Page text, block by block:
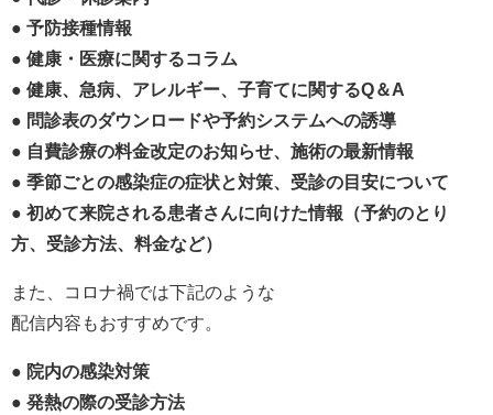
● 予防接種情報
● 健康・医療に関するコラム
● 健康、急病、アレルギー、子育てに関するQ＆A
● 問診表のダウンロードや予約システムへの誘導
● 自費診療の料金改定のお知らせ、施術の最新情報
● 季節ごとの感染症の症状と対策、受診の目安について
● 初めて来院される患者さんに向けた情報（予約のとり
方、受診方法、料金など）
また、コロナ禍では下記のような
配信内容もおすすめです。
● 院内の感染対策
● 発熱の際の受診方法